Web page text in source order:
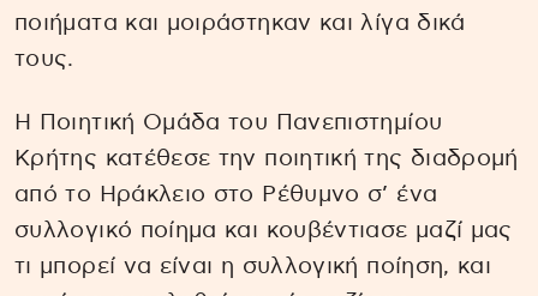
ποιήματα και μοιράστηκαν και λίγα δικά
τους.
Η Ποιητική Ομάδα του Πανεπιστημίου
Κρήτης κατέθεσε την ποιητική της διαδρομή
από το Ηράκλειο στο Ρέθυμνο σ’ ένα
συλλογικό ποίημα και κουβέντιασε μαζί μας
τι μπορεί να είναι η συλλογική ποίηση, και